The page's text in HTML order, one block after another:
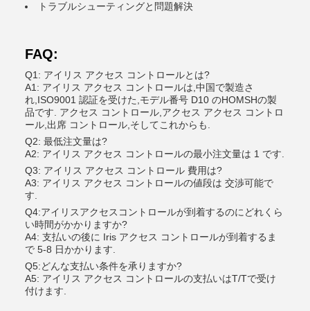
トラブルシューティングと問題解決
FAQ:
Q1: アイリス アクセス コントロールとは?
A1: アイリス アクセス コントロールは,中国で製造さ
れ,ISO9001 認証を受けた,モデル番号 D10 のHOMSHの製
品です. アクセス コントロール,アクセス アクセス コントロ
ール,出席 コントロール,そしてこれからも.
Q2: 最低注文量は?
A2: アイリス アクセス コントロールの最小注文量は 1 です.
Q3: アイリス アクセス コントロール 費用は?
A3: アイリス アクセス コントロールの値段は 交渉可能で
す.
Q4:アイリスアクセスコントロールが到着するのにどれくら
い時間がかかりますか?
A4: 支払いの後に Iris アクセス コントロールが到着するま
で 5-8 日かかります.
Q5:どんな支払い条件を承りますか?
A5: アイリス アクセス コントロールの支払いはT/Tで受け
付けます.